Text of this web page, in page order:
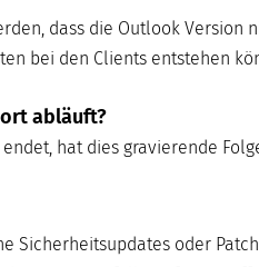
dass die Outlook
bei den Clients entstehen
abläuft?
hat dies gravierende
Sicherheitsupdates oder